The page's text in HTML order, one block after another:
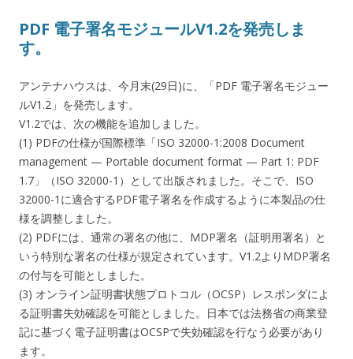
PDF 電子署名モジュールV1.2を発売しま
す。
アンテナハウスは、今月末(29日)に、「PDF 電子署名モジュー
ルV1.2」を発売します。
V1.2では、次の機能を追加しました。
(1) PDFの仕様が国際標準「ISO 32000-1:2008 Document
management — Portable document format — Part 1: PDF
1.7」（ISO 32000-1）として出版されました。そこで、ISO
32000-1に適合するPDF電子署名を作成するように本製品の仕
様を調整しました。
(2) PDFには、通常の署名の他に、MDP署名（証明用署名）と
いう特別な署名の仕様が規定されています。V1.2よりMDP署名
の付与を可能としました。
(3) オンライン証明書状態プロトコル（OCSP）レスポンダによ
る証明書失効確認を可能としました。日本では法務省の商業登
記に基づく電子証明書はOCSPで失効確認を行なう必要があり
ます。